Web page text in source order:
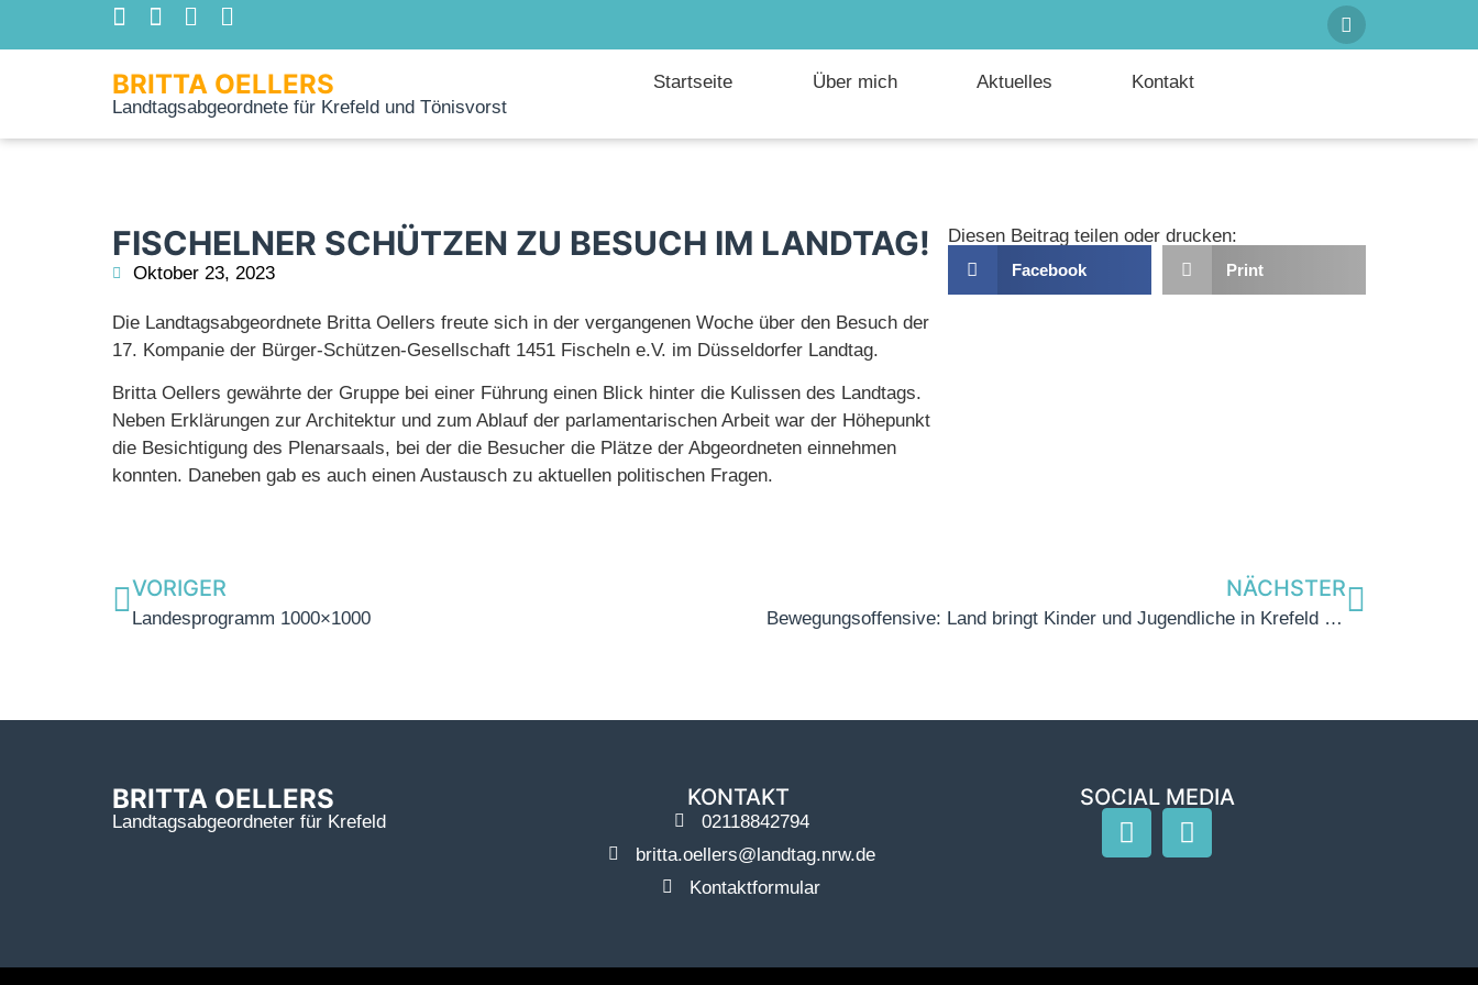
BRITTA OELLERS
Landtagsabgeordnete für Krefeld und Tönisvorst
Startseite Über mich Aktuelles Kontakt
FISCHELNER SCHÜTZEN ZU BESUCH IM LANDTAG!
Oktober 23, 2023
Die Landtagsabgeordnete Britta Oellers freute sich in der vergangenen Woche über den Besuch der
17. Kompanie der Bürger-Schützen-Gesellschaft 1451 Fischeln e.V. im Düsseldorfer Landtag.
Britta Oellers gewährte der Gruppe bei einer Führung einen Blick hinter die Kulissen des Landtags.
Neben Erklärungen zur Architektur und zum Ablauf der parlamentarischen Arbeit war der Höhepunkt
die Besichtigung des Plenarsaals, bei der die Besucher die Plätze der Abgeordneten einnehmen
konnten. Daneben gab es auch einen Austausch zu aktuellen politischen Fragen.
Diesen Beitrag teilen oder drucken:
Facebook Print
VORIGER
Landesprogramm 1000×1000
NÄCHSTER
Bewegungsoffensive: Land bringt Kinder und Jugendliche in Krefeld in Bewegung
BRITTA OELLERS
Landtagsabgeordneter für Krefeld
KONTAKT
02118842794
britta.oellers@landtag.nrw.de
Kontaktformular
SOCIAL MEDIA